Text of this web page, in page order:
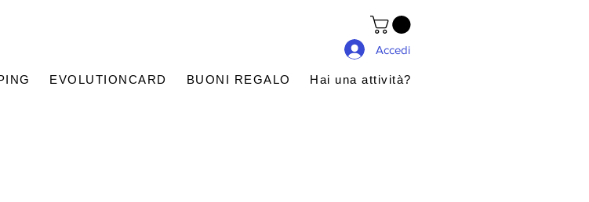
Accedi
EVOLUTIONCARD BUONI REGALO Hai una attività?